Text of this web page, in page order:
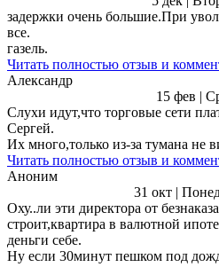
задержки очень большие.При
все.
газель.
Читать полностью отзыв и
Александр
15 фев |
Слухи идут,что торговые сети
Сергей.
Их много,только из-за тумана не
Читать полностью отзыв и
Аноним
31 окт |
Оху..ли эти директора от
строит,квартира в валютной
деньги себе.
Ну еcли 30минут пешком под